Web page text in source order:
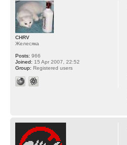
CHRV
Желесяка
Posts: 966
Joined: 15 Apr 2007, 22:52
Group: Registered users